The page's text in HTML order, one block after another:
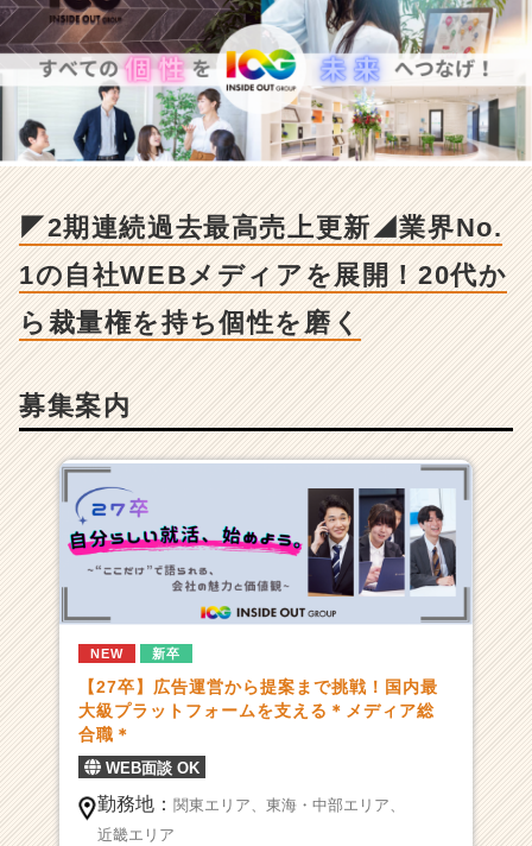
2
期
連
続
過
去
最
売
上
更
新
◢
業
の
W
E
B
メ
ア
を
開！
0
◤2期連続過去最高売上更新◢業界No.
1の自社WEBメディアを展開！20代か
ら裁量権を持ち個性を磨く
募集案内
NEW 新卒
【27卒】広告運営から提案まで挑戦！国内最
大級プラットフォームを支える＊メディア総
合職＊
WEB面談 OK
勤務地： 関東エリア、 東海・中部エリア、
近畿エリア